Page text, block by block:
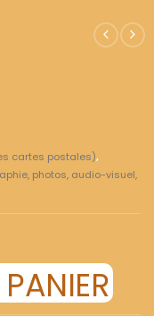
cartes postales),
photos, audio-visuel,